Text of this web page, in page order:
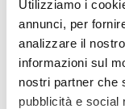
Utilizziamo i
annunci, per
analizzare il
informazioni sul
nostri partner che
pubblicità e social